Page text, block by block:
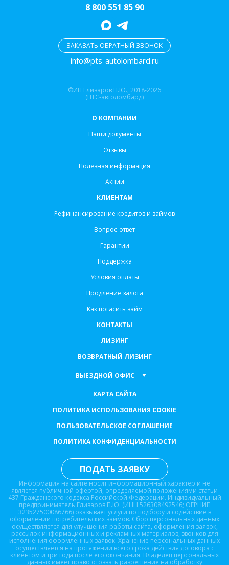
8 800 551 85 90
ЗАКАЗАТЬ ОБРАТНЫЙ ЗВОНОК
info@pts-autolombard.ru
©ИП Елизаров П.Ю., 2018-2026
(ПТС-автоломбард)
О КОМПАНИИ
Наши документы
Отзывы
Полезная информация
Акции
КЛИЕНТАМ
Рефинансирование кредитов и займов
Вопрос-ответ
Гарантии
Поддержка
Условия оплаты
Продление залога
Как погасить займ
КОНТАКТЫ
ЛИЗИНГ
ВОЗВРАТНЫЙ ЛИЗИНГ
ВЫЕЗДНОЙ ОФИС
КАРТА САЙТА
ПОЛИТИКА ИСПОЛЬЗОВАНИЯ COOKIE
ПОЛЬЗОВАТЕЛЬСКОЕ СОГЛАШЕНИЕ
ПОЛИТИКА КОНФИДЕНЦИАЛЬНОСТИ
Информация на сайте носит информационный характер и не
является публичной офертой, определяемой положениями статьи
437 Гражданского кодекса Российской Федерации. Индивидуальный
предприниматель Елизаров П.Ю. (ИНН 526308492546; ОГРНИП
323527500086766) оказывает услуги по подбору и содействие в
оформлении потребительских займов. Сбор персональных данных
осуществляется для улучшения работы сайта, оформления заявок,
рассылок информационных и рекламных материалов, звонков для
исполнения оформленных заявок. Хранение персональных данных
осуществляется на протяжении всего срока действия договора с
клиентом и три года после его окончания. Владелец персональных
данных имеет право отозвать разрешение на обработку
ПОДАТЬ ЗАЯВКУ